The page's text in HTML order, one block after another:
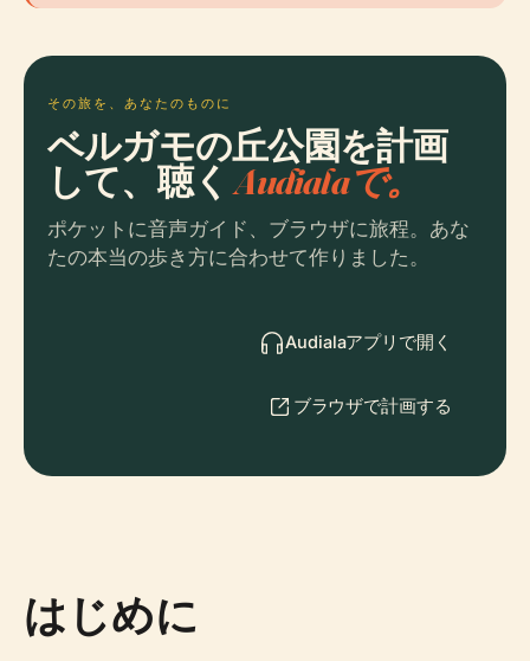
その旅を、あなたのものに
ベルガモの丘公園を計画
して、聴くAudialaで。
ポケットに音声ガイド、ブラウザに旅程。あな
たの本当の歩き方に合わせて作りました。
Audialaアプリで開く
ブラウザで計画する
はじめに